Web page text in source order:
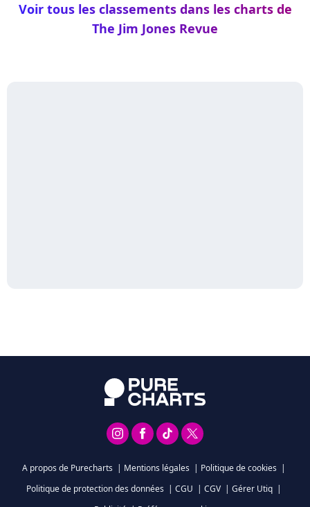
Voir tous les classements dans les charts de
The Jim Jones Revue
A propos de Purecharts | Mentions légales | Politique de cookies |
Politique de protection des données | CGU | CGV | Gérer Utiq |